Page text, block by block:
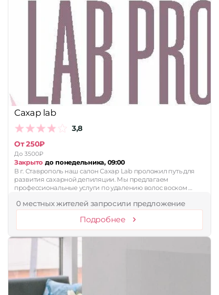
Стоимость услуг:
Принимает сертификаты
Сбросить
Сахар lab
3,8
От 250₽
До 3500₽
Закрыто до понедельника, 09:00
В г. Ставрополь наш салон Сахар Lab проложил путь для
развития сахарной депиляции. Мы предлагаем
профессиональные услуги по удалению волос воском …
0 местных жителей запросили предложение
Подробнее